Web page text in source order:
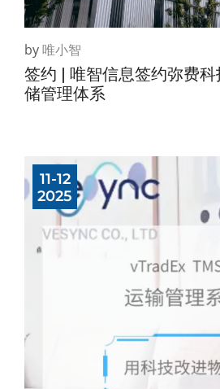
by唯小智
签约 | 唯智信息签约弥费
储管理体系
11-12
2025